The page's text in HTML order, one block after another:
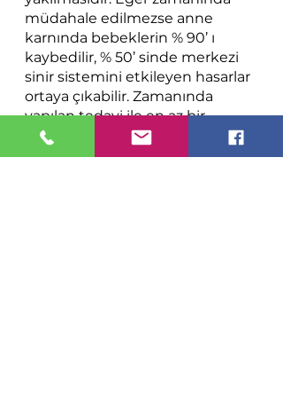
müdahale edilmezse anne
karnında bebeklerin % 90’ ı
kaybedilir, % 50’ sinde merkezi
sinir sistemini etkileyen hasarlar
ortaya çıkabilir. Zamanında
yapılan tedavi ile en az bir
bebeğin % 70-80 arasında
değişen yaşama şansı varken,